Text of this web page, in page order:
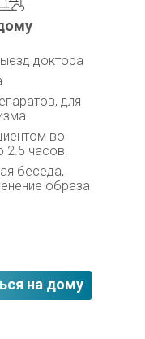
обследование
лечения при
детоксикации
двух или